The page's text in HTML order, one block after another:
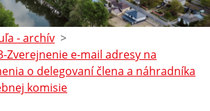
- archív
Zverejnenie e-mail adresy na
o delegovaní člena a náhradníka
komisie